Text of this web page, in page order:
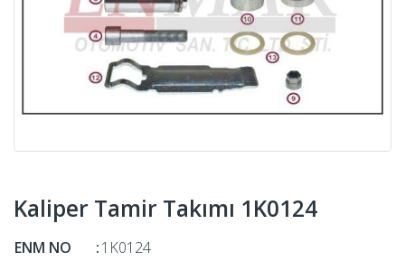
Kaliper Tamir Takımı 1K0124
ENM NO :1K0124